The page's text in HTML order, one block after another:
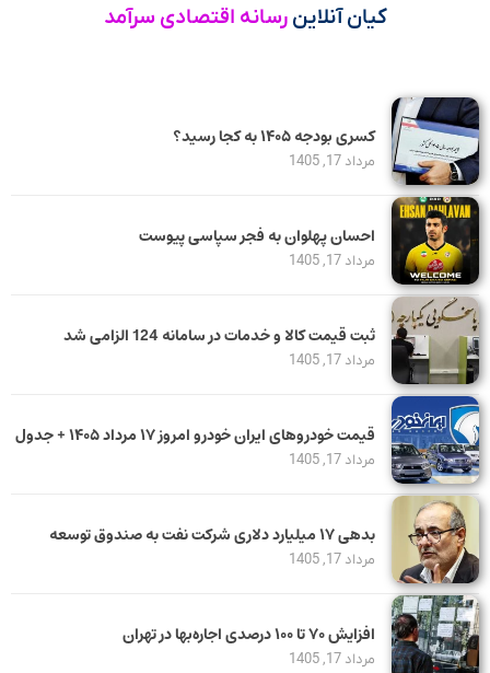
کیان آنلاین رسانه اقتصادی سرآمد
کسری بودجه ۱۴۰۵ به کجا رسید؟
مرداد 17, 1405
احسان پهلوان به فجر سپاسی پیوست
مرداد 17, 1405
ثبت قیمت کالا و خدمات در سامانه 124 الزامی شد
مرداد 17, 1405
قیمت خودرو‌های ایران خودرو امروز ۱۷ مرداد ۱۴۰۵ + جدول
مرداد 17, 1405
بدهی ١٧ میلیارد دلاری شرکت نفت به صندوق توسعه
مرداد 17, 1405
افزایش ۷۰ تا ۱۰۰ درصدی اجاره‌بها در تهران
مرداد 17, 1405